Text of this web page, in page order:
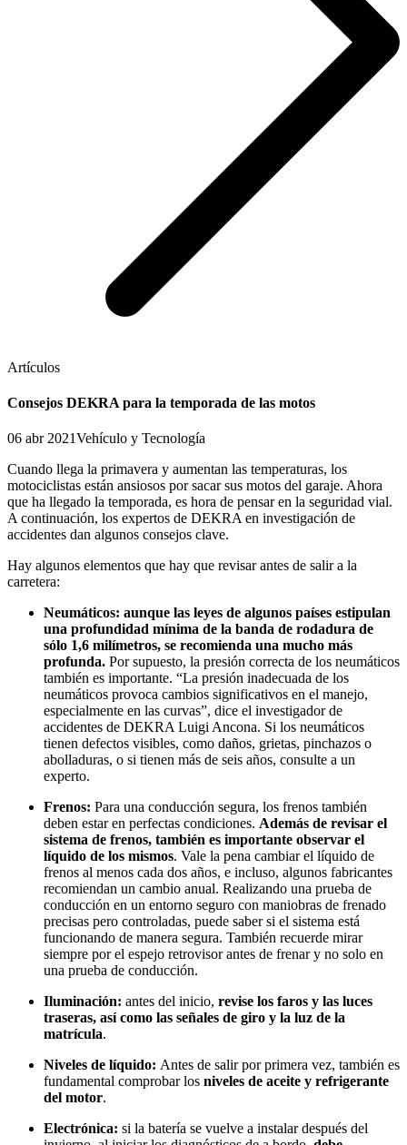
Artículos
Consejos DEKRA para la temporada de las motos
06 abr 2021Vehículo y Tecnología
Cuando llega la primavera y aumentan las temperaturas, los
motociclistas están ansiosos por sacar sus motos del garaje. Ahora
que ha llegado la temporada, es hora de pensar en la seguridad vial.
A continuación, los expertos de DEKRA en investigación de
accidentes dan algunos consejos clave.
Hay algunos elementos que hay que revisar antes de salir a la
carretera:
Neumáticos: aunque las leyes de algunos países estipulan
una profundidad mínima de la banda de rodadura de
sólo 1,6 milímetros, se recomienda una mucho más
profunda. Por supuesto, la presión correcta de los neumáticos
también es importante. “La presión inadecuada de los
neumáticos provoca cambios significativos en el manejo,
especialmente en las curvas”, dice el investigador de
accidentes de DEKRA Luigi Ancona. Si los neumáticos
tienen defectos visibles, como daños, grietas, pinchazos o
abolladuras, o si tienen más de seis años, consulte a un
experto.
Frenos: Para una conducción segura, los frenos también
deben estar en perfectas condiciones. Además de revisar el
sistema de frenos, también es importante observar el
líquido de los mismos. Vale la pena cambiar el líquido de
frenos al menos cada dos años, e incluso, algunos fabricantes
recomiendan un cambio anual. Realizando una prueba de
conducción en un entorno seguro con maniobras de frenado
precisas pero controladas, puede saber si el sistema está
funcionando de manera segura. También recuerde mirar
siempre por el espejo retrovisor antes de frenar y no solo en
una prueba de conducción.
Iluminación: antes del inicio, revise los faros y las luces
traseras, así como las señales de giro y la luz de la
matrícula.
Niveles de líquido: Antes de salir por primera vez, también es
fundamental comprobar los niveles de aceite y refrigerante
del motor.
Electrónica: si la batería se vuelve a instalar después del